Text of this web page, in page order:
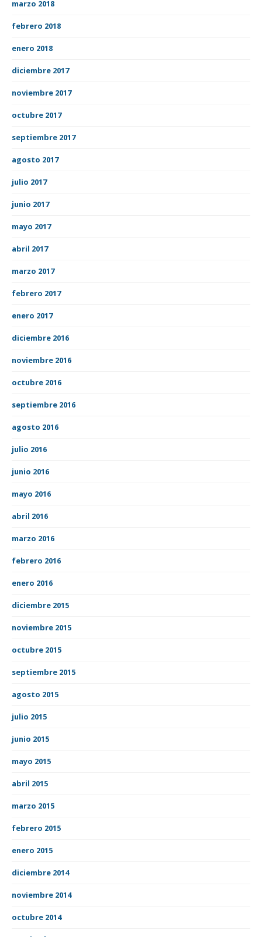
marzo 2018
febrero 2018
enero 2018
diciembre 2017
noviembre 2017
octubre 2017
septiembre 2017
agosto 2017
julio 2017
junio 2017
mayo 2017
abril 2017
marzo 2017
febrero 2017
enero 2017
diciembre 2016
noviembre 2016
octubre 2016
septiembre 2016
agosto 2016
julio 2016
junio 2016
mayo 2016
abril 2016
marzo 2016
febrero 2016
enero 2016
diciembre 2015
noviembre 2015
octubre 2015
septiembre 2015
agosto 2015
julio 2015
junio 2015
mayo 2015
abril 2015
marzo 2015
febrero 2015
enero 2015
diciembre 2014
noviembre 2014
octubre 2014